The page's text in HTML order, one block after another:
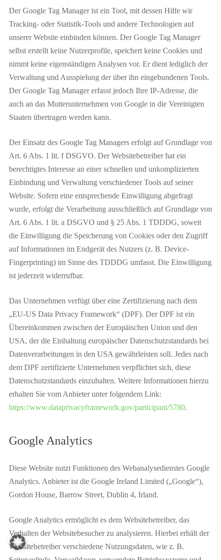
Der Google Tag Manager ist ein Tool, mit dessen Hilfe wir
Tracking- oder Statistik-Tools und andere Technologien auf
unserer Website einbinden können. Der Google Tag Manager
selbst erstellt keine Nutzerprofile, speichert keine Cookies und
nimmt keine eigenständigen Analysen vor. Er dient lediglich der
Verwaltung und Ausspielung der über ihn eingebundenen Tools.
Der Google Tag Manager erfasst jedoch Ihre IP-Adresse, die
auch an das Mutterunternehmen von Google in die Vereinigten
Staaten übertragen werden kann.
Der Einsatz des Google Tag Managers erfolgt auf Grundlage von
Art. 6 Abs. 1 lit. f DSGVO. Der Websitebetreiber hat ein
berechtigtes Interesse an einer schnellen und unkomplizierten
Einbindung und Verwaltung verschiedener Tools auf seiner
Website. Sofern eine entsprechende Einwilligung abgefragt
wurde, erfolgt die Verarbeitung ausschließlich auf Grundlage von
Art. 6 Abs. 1 lit. a DSGVO und § 25 Abs. 1 TDDDG, soweit
die Einwilligung die Speicherung von Cookies oder den Zugriff
auf Informationen im Endgerät des Nutzers (z. B. Device-
Fingerprinting) im Sinne des TDDDG umfasst. Die Einwilligung
ist jederzeit widerrufbar.
Das Unternehmen verfügt über eine Zertifizierung nach dem
„EU-US Data Privacy Framework“ (DPF). Der DPF ist ein
Übereinkommen zwischen der Europäischen Union und den
USA, der die Einhaltung europäischer Datenschutzstandards bei
Datenverarbeitungen in den USA gewährleisten soll. Jedes nach
dem DPF zertifizierte Unternehmen verpflichtet sich, diese
Datenschutzstandards einzuhalten. Weitere Informationen hierzu
erhalten Sie vom Anbieter unter folgendem Link:
https://www.dataprivacyframework.gov/participant/5780.
Google Analytics
Diese Website nutzt Funktionen des Webanalysedienstes Google
Analytics. Anbieter ist die Google Ireland Limited („Google“),
Gordon House, Barrow Street, Dublin 4, Irland.
Google Analytics ermöglicht es dem Websitebetreiber, das
Verhalten der Websitebesucher zu analysieren. Hierbei erhält der
Websitebetreiber verschiedene Nutzungsdaten, wie z. B.